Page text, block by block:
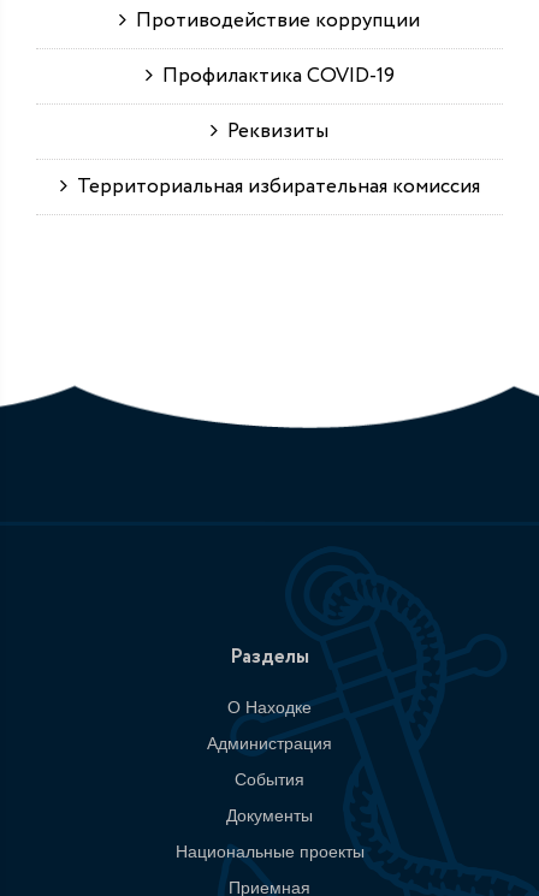
Противодействие коррупции
Профилактика COVID-19
Реквизиты
Территориальная избирательная комиссия
Разделы
О Находке
Администрация
События
Документы
Национальные проекты
Приемная